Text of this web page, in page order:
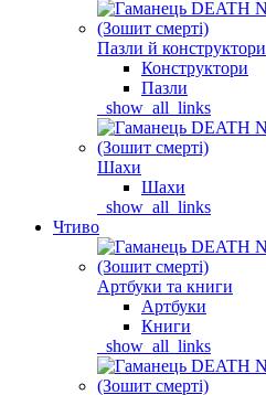
Пазли й конструктори
Конструктори
Пазли
_show_all_links
Шахи
Шахи
_show_all_links
Чтиво
Артбуки та книги
Артбуки
Книги
_show_all_links